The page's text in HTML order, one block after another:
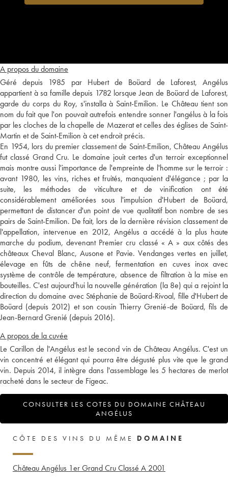
A propos du domaine
Géré depuis 1985 par Hubert de Boüard de Laforest, Angélus
appartient à sa famille depuis 1782 lorsque Jean de Boüard de Laforest,
garde du corps du Roy, s'installa à Saint-Emilion. Le Château tient son
nom du fait que l'on pouvait autrefois entendre sonner l'angélus à la fois
par les cloches de la chapelle de Mazerat et celles des églises de Saint-
Martin et de Saint-Emilion à cet endroit précis.
En 1954, lors du premier classement de Saint-Emilion, Château Angélus
fut classé Grand Cru. Le domaine jouit certes d'un terroir exceptionnel
mais montre aussi l'importance de l'empreinte de l'homme sur le terroir :
avant 1980, les vins, riches et fruités, manquaient d'élégance ; par la
suite, les méthodes de viticulture et de vinification ont été
considérablement améliorées sous l'impulsion d'Hubert de Boüard,
permettant de distancer d'un point de vue qualitatif bon nombre de ses
pairs de Saint-Emilion. De fait, lors de la dernière révision classement de
l'appellation, intervenue en 2012, Angélus a accédé à la plus haute
marche du podium, devenant Premier cru classé « A » aux côtés des
châteaux Cheval Blanc, Ausone et Pavie. Vendanges vertes en juillet,
élevage en fûts de chêne neuf, fermentation en cuves inox avec
système de contrôle de température, absence de filtration à la mise en
bouteilles. C'est aujourd'hui la nouvelle génération (la 8e) qui a rejoint la
direction du domaine avec Stéphanie de Boüard-Rivoal, fille d'Hubert de
Boüard (depuis 2012) et son cousin Thierry Grenié-de Boüard, fils de
Jean-Bernard Grenié (depuis 2016).
A propos de la cuvée
Le Carillon de l'Angélus est le second vin de Château Angélus. C'est un
vin concentré et élégant qui pourra être dégusté plus vite que le grand
vin. Depuis 2014, il intègre dans l'assemblage les 5 hectares de merlot
racheté dans le secteur de Figeac.
CONSULTER LES COTES DU DOMAINE CHÂTEAU
ANGÉLUS
CÔTE DES VINS DU MÊME DOMAINE
Château Angélus 1er Grand Cru Classé A 2001